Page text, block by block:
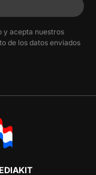
y acepta nuestros
de los datos enviados